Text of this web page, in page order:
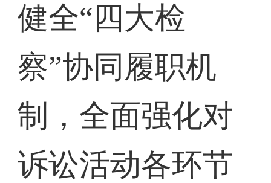
健全“四大检
察”协同履职机
制，全面强化对
诉讼活动各环节